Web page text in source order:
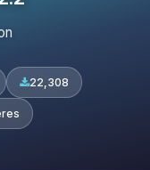
22,308